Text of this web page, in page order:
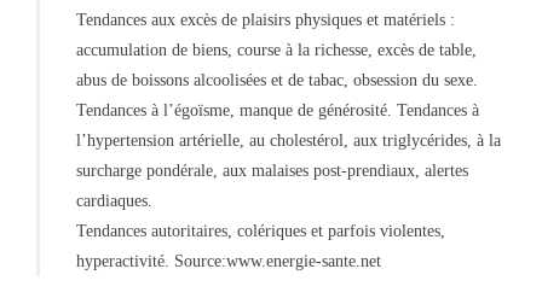
Tendances aux excès de plaisirs physiques et matériels :
accumulation de biens, course à la richesse, excès de table,
abus de boissons alcoolisées et de tabac, obsession du sexe.
Tendances à l’égoïsme, manque de générosité. Tendances à
l’hypertension artérielle, au cholestérol, aux triglycérides, à la
surcharge pondérale, aux malaises post-prendiaux, alertes
cardiaques.
Tendances autoritaires, colériques et parfois violentes,
hyperactivité. Source:www.energie-sante.net